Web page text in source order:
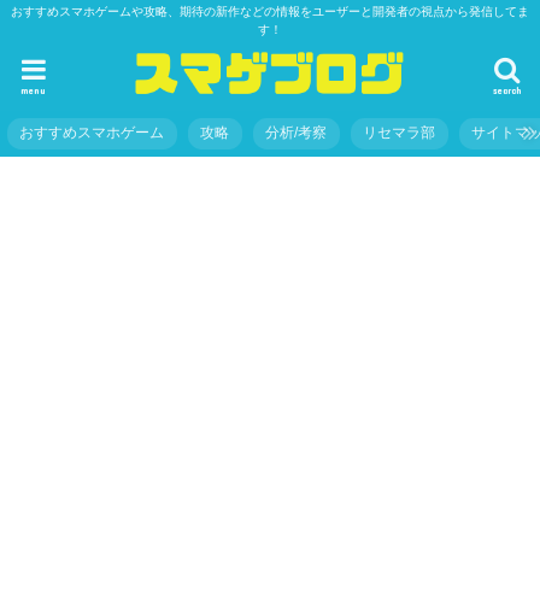
おすすめスマホゲームや攻略、期待の新作などの情報をユーザーと開発者の視点から発信してま
す！
search
menu
おすすめスマホゲーム 攻略 分析/考察 リセマラ部 サイトマ